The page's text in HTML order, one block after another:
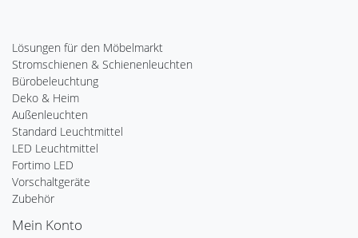
Lösungen für den Möbelmarkt
Stromschienen & Schienenleuchten
Bürobeleuchtung
Deko & Heim
Außenleuchten
Standard Leuchtmittel
LED Leuchtmittel
Fortimo LED
Vorschaltgeräte
Zubehör
Mein Konto